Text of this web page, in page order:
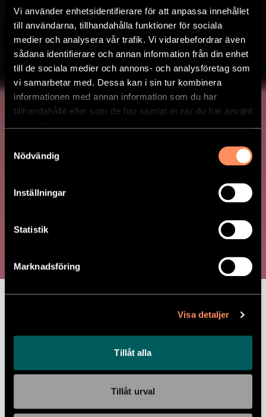
Vi använder enhetsidentifierare för att anpassa innehållet
till användarna, tillhandahålla funktioner för sociala
medier och analysera vår trafik. Vi vidarebefordrar även
sådana identifierare och annan information från din enhet
till de sociala medier och annons- och analysföretag som
vi samarbetar med. Dessa kan i sin tur kombinera
informationen med annan information som du har
tillhandahållit eller som de har samlat in när du har använt
Nödvändig
Inställningar
Statistik
Marknadsföring
Visa detaljer
Tillåt alla
Tillåt urval
CHILI CACAO
Energi 118 kcal, Fett 1,8 g, -varav Mättat
fett 0,6 g, Kolhydrater 15,8g, -varav
Sockerarter 2,3 g, Protein 8,6 g, Salt 0,3 g
Ingredienser:Nötbog(38%), svartris(16%),
lök, morot, purjolök, rotSELLERI,
palsternacka, tomatpuré(tomater), vitlök,